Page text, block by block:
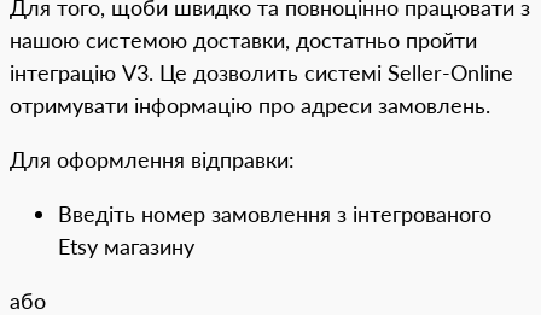
Для того, щоби швидко та повноцінно працювати з
нашою системою доставки, достатньо пройти
інтеграцію V3. Це дозволить системі Seller-Online
отримувати інформацію про адреси замовлень.
Для оформлення відправки:
Введіть номер замовлення з інтегрованого
Etsy магазину
або